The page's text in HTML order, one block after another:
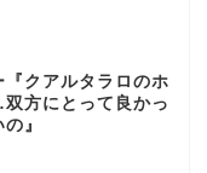
『クアルタラロのホ
方にとって良かっ
』